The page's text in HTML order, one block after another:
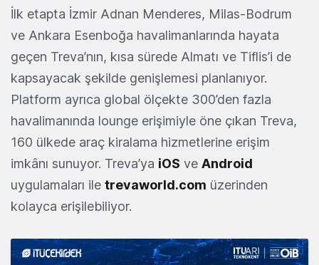
İlk etapta İzmir Adnan Menderes, Milas-Bodrum
ve Ankara Esenboğa havalimanlarında hayata
geçen Treva’nın, kısa sürede Almatı ve Tiflis’i de
kapsayacak şekilde genişlemesi planlanıyor.
Platform ayrıca global ölçekte 300’den fazla
havalimanında lounge erişimiyle öne çıkan Treva,
160 ülkede araç kiralama hizmetlerine erişim
imkânı sunuyor. Treva’ya iOS ve Android
uygulamaları ile trevaworld.com üzerinden
kolayca erişilebiliyor.